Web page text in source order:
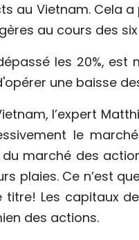
au Vietnam. Cela
au cours des
les 20%, est
une baisse
l’expert
le
marché des
plaies. Ce n’est
Les capitaux
des actions.